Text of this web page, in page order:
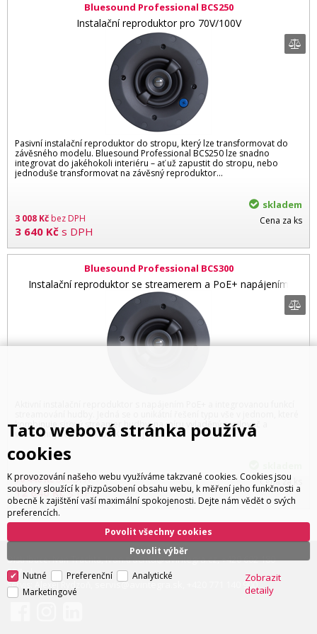
Bluesound Professional BCS250
Instalační reproduktor pro 70V/100V
Pasivní instalační reproduktor do stropu, který lze transformovat do
závěsného modelu. Bluesound Professional BCS250 lze snadno
integrovat do jakéhokoli interiéru – ať už zapustit do stropu, nebo
jednoduše transformovat na závěsný reproduktor…
3 008 Kčbez DPH
3 640 Kč s DPH
skladem
Cena za ks
Bluesound Professional BCS300
Instalační reproduktor se streamerem a PoE+ napájením
kombinuje síťový streamer hudby, na míru vyladěný zesilovač a
všestranný reproduktor. K zapojení…
10 446Kč bez DPH
12 640Kč s DPH
Cena za ks
Distribuce: Ivan Trachta,ivan.trachta@avintegra.cz,+420 602 180
597
Servis: Alexej Rydzoň, servis@avintegra.sk +420 771 140 900
Tato webová stránka používá
cookies
K provozování našeho webu využíváme takzvané cookies. Cookies jsou
soubory sloužící k přizpůsobení obsahu webu, k měření jeho funkčnosti a
obecně k zajištění vaší maximální spokojenosti. Dejte nám vědět o svých
preferencích.
Povolit výběr
Povolit všechny cookies
Nutné Preferenční
Analytické
Marketingové
Zobrazit
detaily